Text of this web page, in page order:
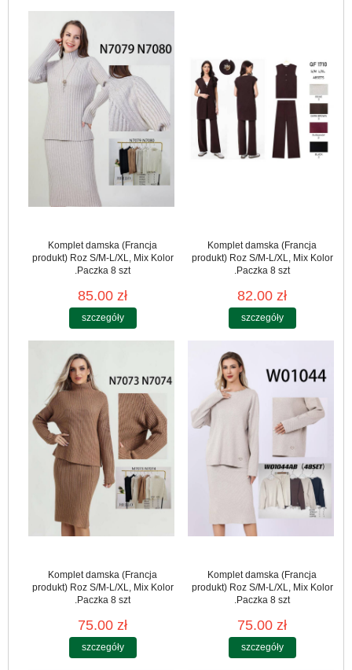
Komplet damska (Francja
produkt) Roz S/M-L/XL, Mix Kolor
.Paczka 8 szt
85.00 zł
szczegóły
Komplet damska (Francja
produkt) Roz S/M-L/XL, Mix Kolor
.Paczka 8 szt
82.00 zł
szczegóły
Komplet damska (Francja
produkt) Roz S/M-L/XL, Mix Kolor
.Paczka 8 szt
75.00 zł
szczegóły
Komplet damska (Francja
produkt) Roz S/M-L/XL, Mix Kolor
.Paczka 8 szt
75.00 zł
szczegóły